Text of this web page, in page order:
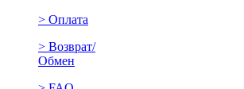
> Оплата
> Возврат/
Обмен